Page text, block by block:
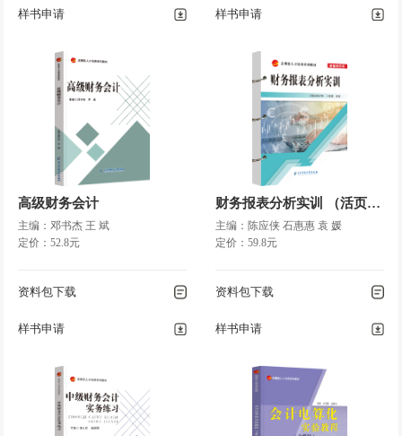
样书申请 样书申请
高级财务会计
主编：邓书杰 王 斌
定价：52.8元
资料包下载
样书申请
财务报表分析实训 （活页装订）
主编：陈应侠 石惠惠 袁 媛
定价：59.8元
资料包下载
样书申请